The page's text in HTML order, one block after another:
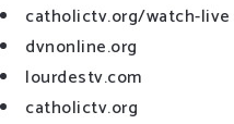
catholictv.org/watch-live
dvnonline.org
lourdestv.com
catholictv.org